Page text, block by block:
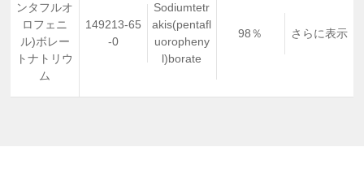
ンタフルオ
ロフェニ
ル)ボレー
トナトリウ
ム
149213-65
-0
Sodiumtetr
akis(pentafl
uoropheny
l)borate
98％ さらに表示